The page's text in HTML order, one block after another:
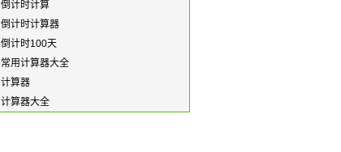
倒计时计算
倒计时计算器
倒计时100天
常用计算器大全
计算器
计算器大全